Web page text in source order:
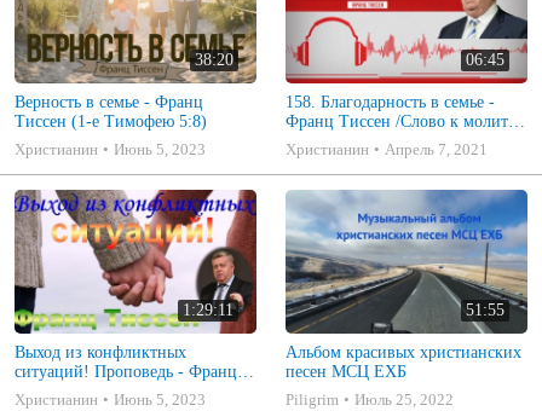
38:20
Верность в семье - Франц
Тиссен (1-е Тимофею 5:8)
Христианин
Июнь 5, 2023
06:45
158. Благодарность в семье -
Франц Тиссен /Слово к молитве
в дни пандемии
Христианин Апрель 7, 2021
1:29:11
Выход из конфликтных
ситуаций! Проповедь - Франц
Тиссен
Христианин Июнь 5, 2023
51:55
Альбом красивых христианских
песен МСЦ ЕХБ
Piligrim
Июль 25, 2022